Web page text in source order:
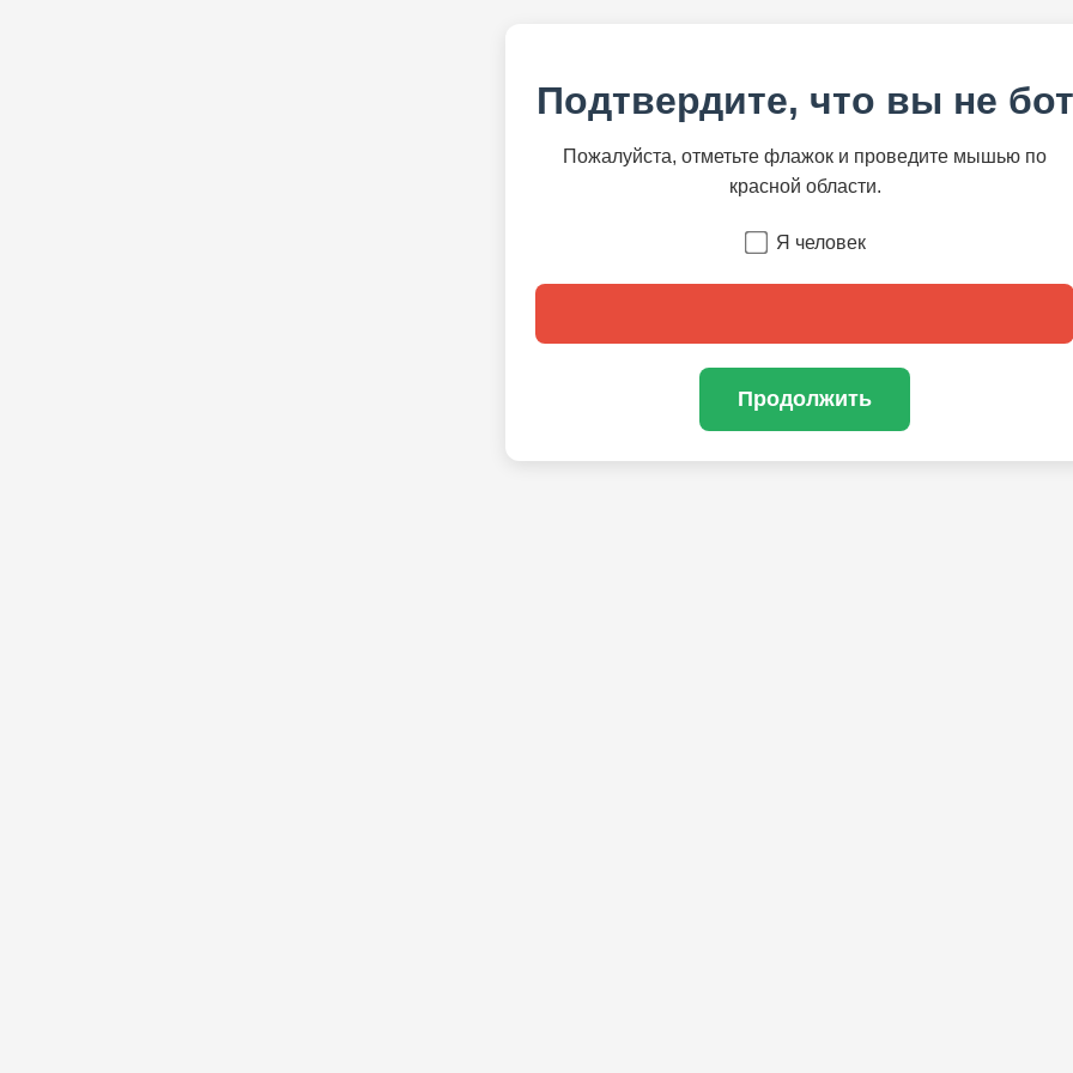
Подтвердите, что вы не бот
Пожалуйста, отметьте флажок и проведите мышью по
красной области.
Я человек
Продолжить